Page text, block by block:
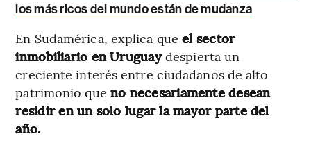
los más ricos del mundo están de mudanza
En Sudamérica, explica que el sector
inmobiliario en Uruguaydespierta un
creciente interés entre ciudadanos de alto
patrimonio que no necesariamente desean
residir en un solo lugar la mayor parte del
año.